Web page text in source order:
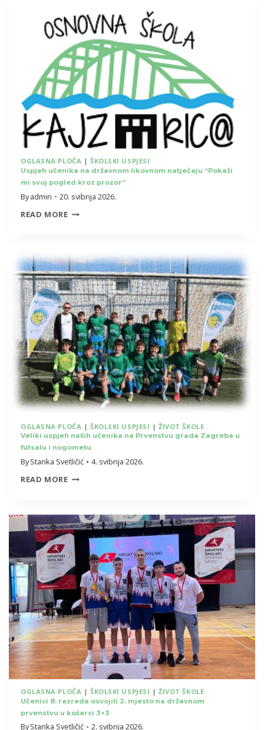
OGLASNA PLOČA | ŠKOLSKI USPJESI
Uspjeh učenika na državnom likovnom natječaju “Pokaži
mi svoj pogled kroz prozor”
Byadmin
20. svibnja 2026.
READ MOREUSPJEH
MI
SVOJ
POGLED
KROZ
PROZOR”
OGLASNA PLOČA | ŠKOLSKI USPJESI |ŽIVOT ŠKOLE
Veliki uspjeh naših učenika na Prvenstvu grada Zagreba u
futsalu i nogometu
ByStanka Svetličić
4. svibnja 2026.
READ MOREVELIKI
NAŠIH
UČENIKA
NA
PRVENSTVU
GRADA
ZAGREBA
U
FUTSALU
I
NOGOMETU
OGLASNA PLOČA | ŠKOLSKI USPJESI |ŽIVOT ŠKOLE
Učenici 8. razreda osvojili 2. mjesto na državnom
prvenstvu u košarci 3×3
ByStanka Svetličić
2. svibnja 2026.